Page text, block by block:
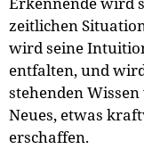
zeitlichen
wird seine
entfalten, und
stehenden
Neues, etwas
erschaffen.